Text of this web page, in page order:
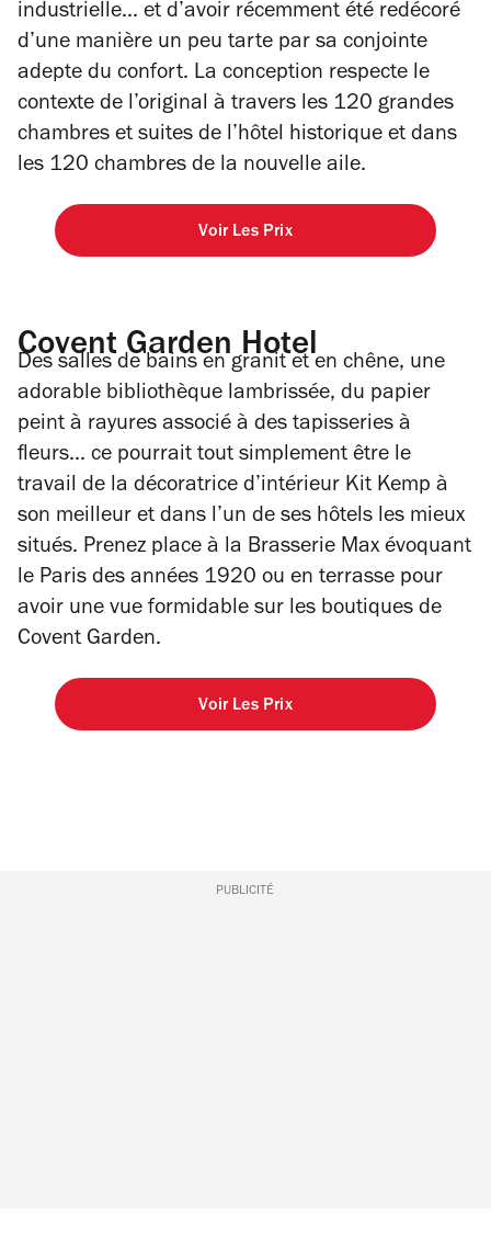
industrielle... et d’avoir récemment été redécoré
d’une manière un peu tarte par sa conjointe
adepte du confort. La conception respecte le
contexte de l’original à travers les 120 grandes
chambres et suites de l’hôtel historique et dans
les 120 chambres de la nouvelle aile.
Voir Les Prix
Covent Garden Hotel
Des salles de bains en granit et en chêne, une
adorable bibliothèque lambrissée, du papier
peint à rayures associé à des tapisseries à
fleurs... ce pourrait tout simplement être le
travail de la décoratrice d’intérieur Kit Kemp à
son meilleur et dans l’un de ses hôtels les mieux
situés. Prenez place à la Brasserie Max évoquant
le Paris des années 1920 ou en terrasse pour
avoir une vue formidable sur les boutiques de
Covent Garden.
Voir Les Prix
PUBLICITÉ